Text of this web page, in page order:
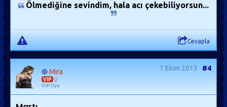
Ölmediğine sevindim, hala acı çekebiliyorsun...
Cevapla
Mira
VIP
VIP Üye
7 Ekim 2013 #4